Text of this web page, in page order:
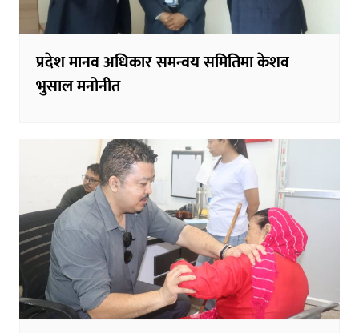
प्रदेश मानव अधिकार समन्वय समितिमा केशव
भुसाल मनोनीत